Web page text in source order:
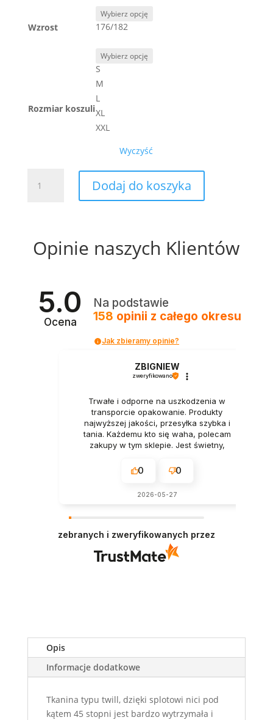
Wzrost 176/182
Rozmiar koszuli
S
M
L
XL
XXL
Wyczyść
Czarna
rękawem
Dodaj do koszyka
Opinie naszych Klientów
5.0
Ocena
Na podstawie
158 opinii z całego okresu
Jak zbieramy opinie?
ZBIGNIEW
zweryfikowano
Trwałe i odporne na uszkodzenia w
transporcie opakowanie. Produkty
najwyższej jakości, przesyłka szybka i
tania. Każdemu kto się waha, polecam
zakupy w tym sklepie. Jest świetny,
0 0
2026-05-27
zebranych i zweryfikowanych przez
Opis
Informacje dodatkowe
Tkanina typu twill, dzięki splotowi nici pod
kątem 45 stopni jest bardzo wytrzymała i